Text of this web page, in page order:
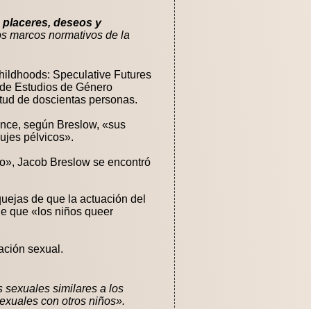
deseos y
marcos normativos de la
Speculative Futures
Estudios de Género
de doscientas personas.
según Breslow, «sus
pélvicos».
Jacob Breslow se encontró
de que la actuación del
que «los niños queer
sexual.
sexuales similares a los
con otros niños».